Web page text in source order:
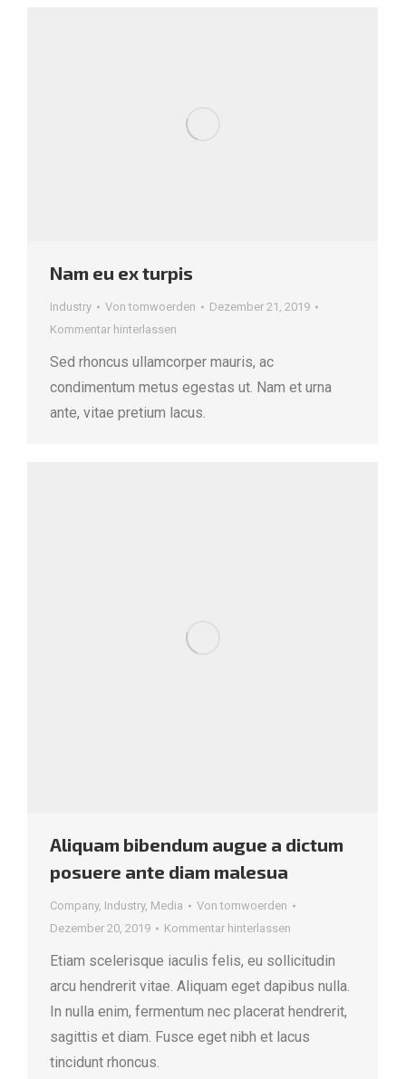
Nam eu ex turpis
Industry Vontomwoerden
Dezember 21, 2019
Kommentar hinterlassen
Sed rhoncus ullamcorper mauris, ac
condimentum metus egestas ut. Nam et urna
ante, vitae pretium lacus.
Aliquam bibendum augue a dictum
posuere ante diam malesua
Company, Industry, Media Vontomwoerden
Dezember 20, 2019
Kommentar hinterlassen
Etiam scelerisque iaculis felis, eu sollicitudin
arcu hendrerit vitae. Aliquam eget dapibus nulla.
In nulla enim, fermentum nec placerat hendrerit,
sagittis et diam. Fusce eget nibh et lacus
tincidunt rhoncus.